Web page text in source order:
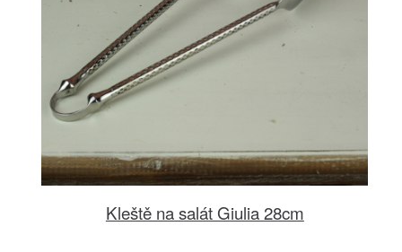
Kleště na salát Giulia 28cm